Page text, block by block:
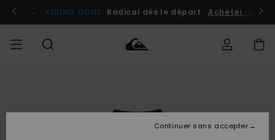
l'information
le
Se connecter / s'inscrire
YOUNG GUNS Radical dès le départ. Acheter
Homme
Homme
Continuer sans accepter